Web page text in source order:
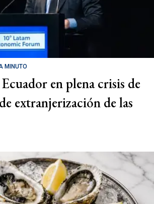
MINUTO
en plena crisis de
extranjerización de las